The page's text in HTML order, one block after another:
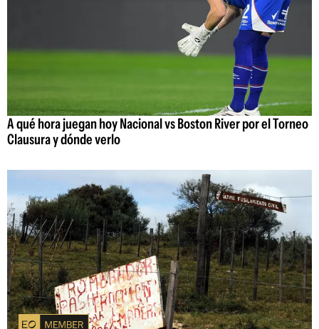
A qué hora juegan hoy Nacional vs Boston River por el Torneo
Clausura y dónde verlo